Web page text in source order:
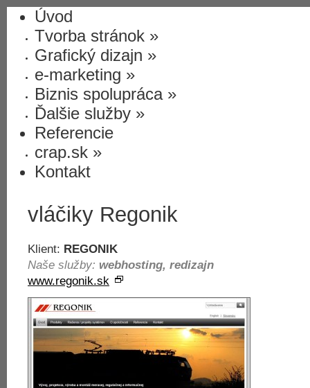
Úvod
Tvorba stránok »
Grafický dizajn »
e-marketing »
Biznis spolupráca»
Ďalšie služby »
Referencie
crap.sk »
Kontakt
vláčiky Regonik
Klient: REGONIK
Naše služby: webhosting, redizajn
www.regonik.sk